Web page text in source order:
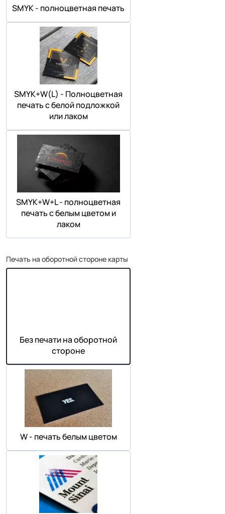
SMYK - полноцветная печать
SMYK+W(L) - Полноцветная
печать с белой подложкой
или лаком
SMYK+W+L - полноцветная
печать с белым цветом и
лаком
Печать на оборотной стороне карты
Без печати на оборотной
стороне
W - печать белым цветом